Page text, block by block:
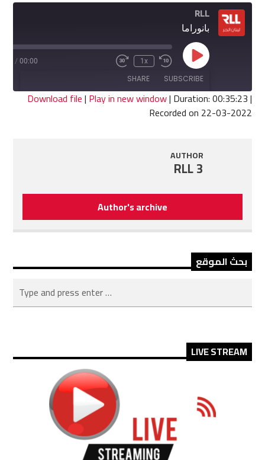
RLL
بانوراما
Play
Episode
Rewind
10
Seconds
1x
Fast
seconds
00:00
/
SUBSCRIBE
SHARE
SHARE
Download file| Play in new window| Duration: 00:35:23|
Recorded on 22-03-2022
AUTHOR
RLL 3
Author's archive
بحث الموقع
LIVE STREAM